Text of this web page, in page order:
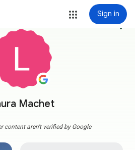
Sign in
Machet
more_vert
content aren't verified by Google